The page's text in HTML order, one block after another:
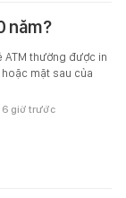
năm?
ATM thường được in
mặt sau của
6 giờ trước